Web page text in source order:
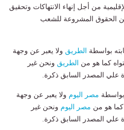
من أجل إنهاء الانتهاكات وتحقيق
الحقوق المشروعة للشعب
بواسطة الطريق ولا يعبر عن وجهة
كما هو من الطريق ونحن غير
علي المصدر السابق ذكرة.
بواسطة مصر اليوم ولا يعبر عن وجهة
كما هو من مصر اليوم ونحن غير
علي المصدر السابق ذكرة.